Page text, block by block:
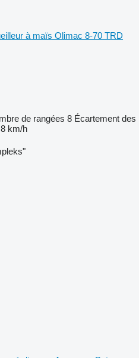
à maïs Olimac 8-70 TRD
de rangées 8 Écartement des
8 km/h